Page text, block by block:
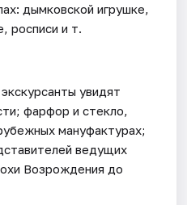
дымковской игрушке,
росписи и т.
увидят
фарфор и стекло,
мануфактурах;
ведущих
Возрождения до